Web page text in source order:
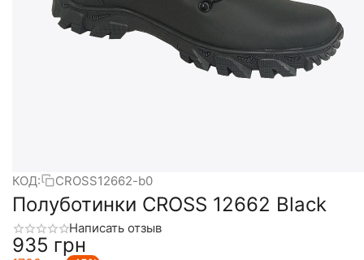
КОД: CROSS12662-b0
Полуботинки CROSS 12662 Black
Написать отзыв
‍935‍ грн